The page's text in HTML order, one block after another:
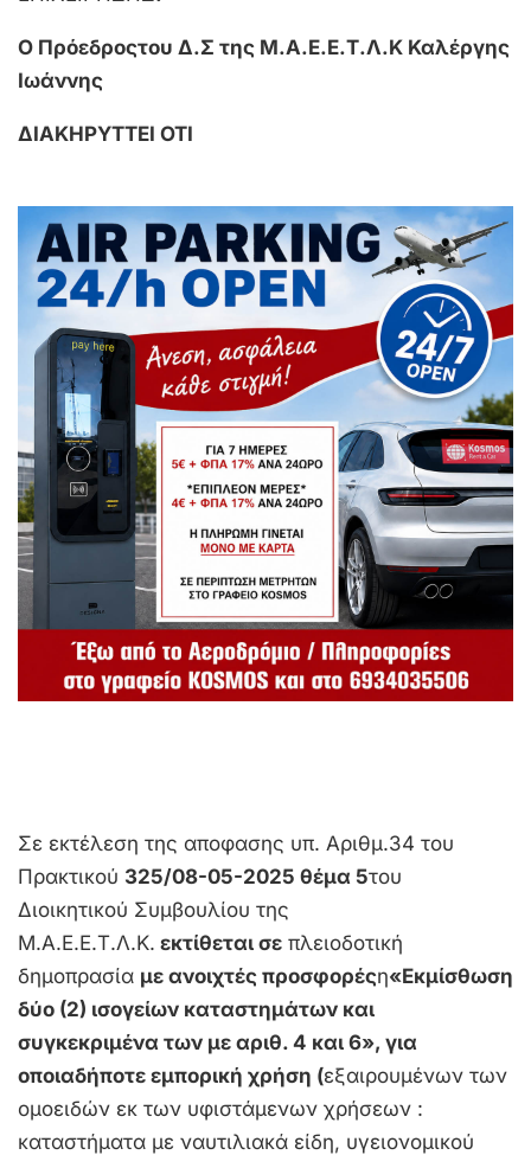
Ο Πρόεδροςτου Δ.Σ της Μ.Α.Ε.Ε.Τ.Λ.Κ Καλέργης
Ιωάννης
ΔΙΑΚΗΡΥΤΤΕΙ ΟΤΙ
Σε εκτέλεση της αποφασης υπ. Αριθμ.34 του
Πρακτικού 325/08-05-2025 θέμα 5του
Διοικητικού Συμβουλίου της
Μ.Α.Ε.Ε.Τ.Λ.Κ. εκτίθεται σε πλειοδοτική
δημοπρασία με ανοιχτές προσφορέςη«Εκμίσθωση
δύο (2) ισογείων καταστημάτων και
συγκεκριμένα των με αριθ. 4 και 6», για
οποιαδήποτε εμπορική χρήση (εξαιρουμένων των
ομοειδών εκ των υφιστάμενων χρήσεων :
καταστήματα με ναυτιλιακά είδη, υγειονομικού